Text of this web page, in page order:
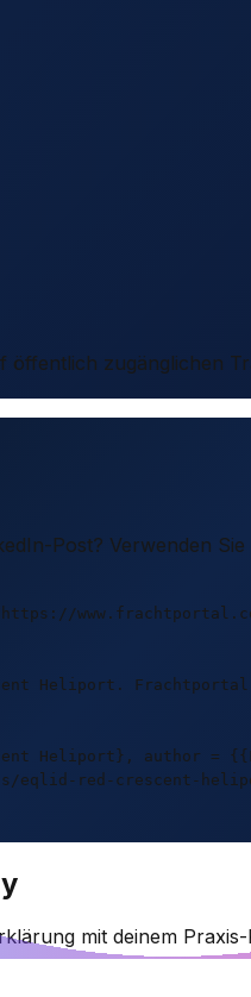
öffentlich zugänglichen
Post? Verwenden
Heliport.
Heliport}, author
eqlid-red-crescent-
mit deinem